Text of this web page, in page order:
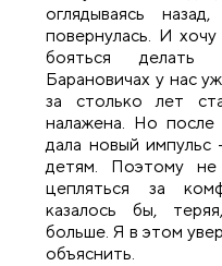
оглядываясь
повернулась. И
бояться
Барановичах у нас
за столько лет
налажена. Но
дала новый
детям. Поэтому не
цепляться за
казалось бы,
больше. Я в этом
объяснить.